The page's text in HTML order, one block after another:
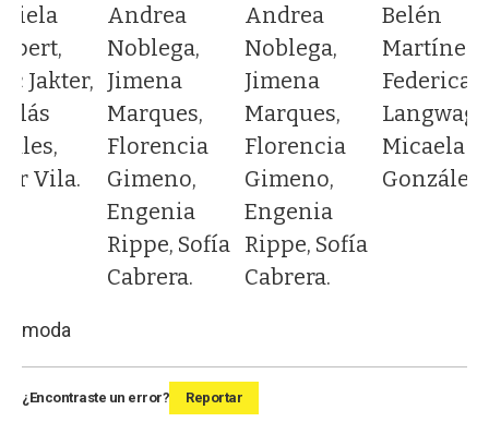
Jakter,
Vila.
Andrea
Noblega,
Jimena
Marques,
Florencia
Gimeno,
Engenia
Rippe, Sofía
Cabrera.
Andrea
Noblega,
Jimena
Marques,
Florencia
Gimeno,
Engenia
Rippe, Sofía
Cabrera.
Belén
Martínez,
Federica
Micaela
González.
moda
¿Encontraste un error? Reportar